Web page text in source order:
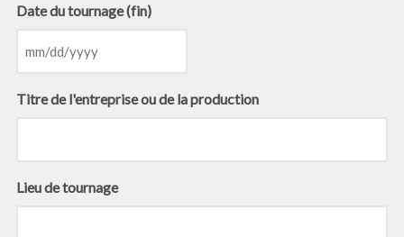
Date du tournage (fin)
MM
DD
slash
Titre de l'entreprise ou de la production
Lieu de tournage